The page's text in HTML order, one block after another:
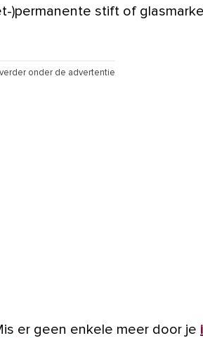
)permanente stift of
onder de advertentie
er geen enkele meer door je